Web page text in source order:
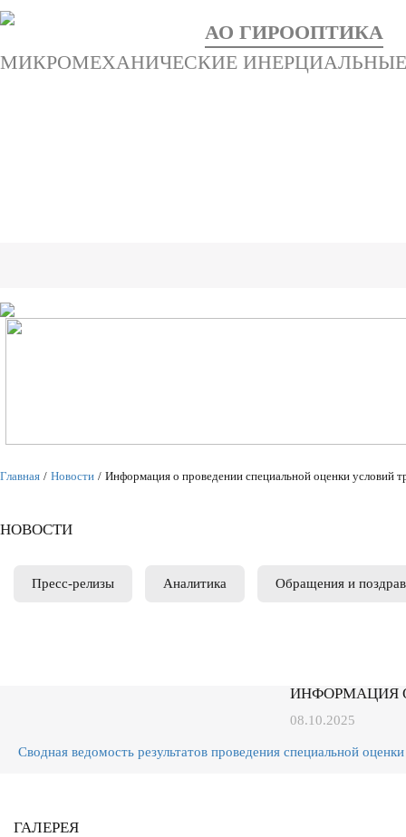
АО ГИРООПТИКА
МИКРОМЕХАНИЧЕСКИЕ
Главная / Новости / Информация о проведении специальной оценки условий
НОВОСТИ
Пресс-релизы Аналитика Обращения и
ИНФОРМАЦИЯ
08.10.2025
Сводная ведомость результатов проведения специальной
ГАЛЕРЕЯ